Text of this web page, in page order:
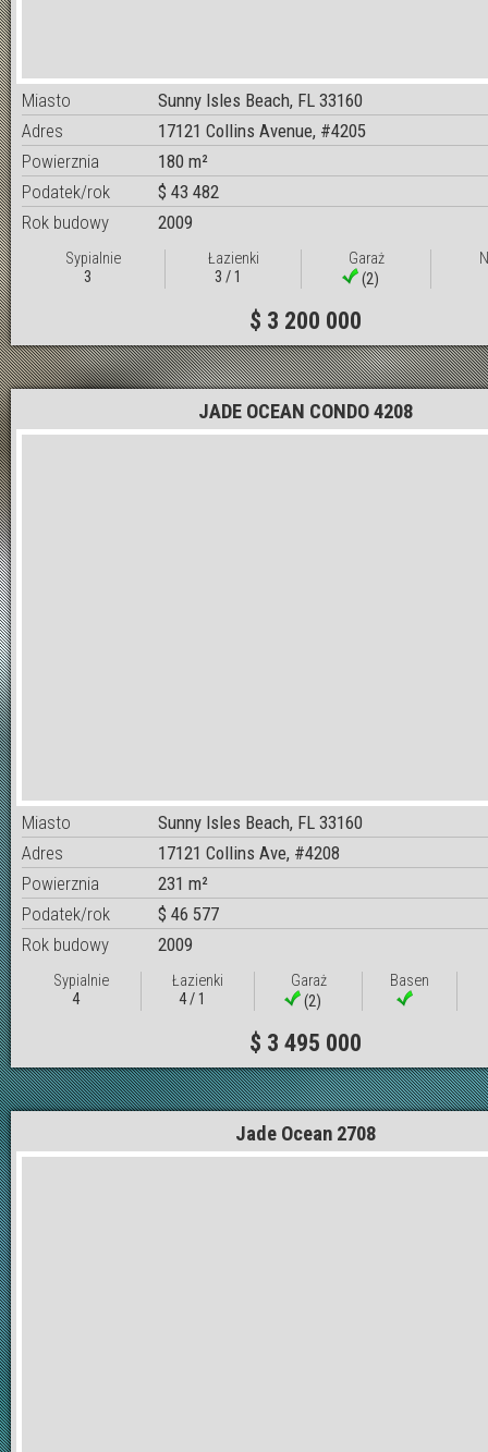
Miasto
Sunny Isles Beach, FL 33160
Adres
17121 Collins Avenue, #4205
Powierznia
180 m²
Podatek/rok
$ 43 482
Rok budowy
2009
Sypialnie
3
Łazienki
3 / 1
Garaż
(2)
$ 3 200 000
JADE OCEAN CONDO 4208
Miasto
Sunny Isles Beach, FL 33160
Adres
17121 Collins Ave, #4208
Powierznia
231 m²
Podatek/rok
$ 46 577
Rok budowy
2009
Sypialnie
4
Łazienki
4 / 1
Garaż
(2)
Basen
$ 3 495 000
Jade Ocean 2708